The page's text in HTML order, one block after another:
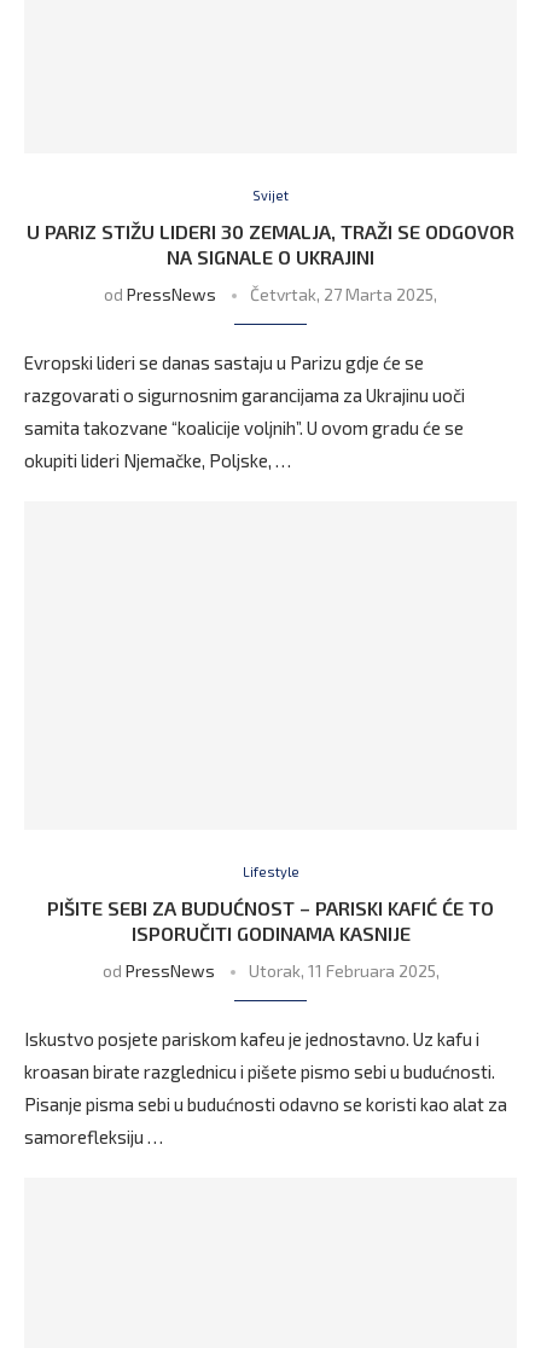
Svijet
U PARIZ STIŽU LIDERI 30 ZEMALJA, TRAŽI SE ODGOVOR
NA SIGNALE O UKRAJINI
od PressNews Četvrtak, 27 Marta 2025,
Evropski lideri se danas sastaju u Parizu gdje će se
razgovarati o sigurnosnim garancijama za Ukrajinu uoči
samita takozvane “koalicije voljnih”. U ovom gradu će se
okupiti lideri Njemačke, Poljske, …
Lifestyle
PIŠITE SEBI ZA BUDUĆNOST – PARISKI KAFIĆ ĆE TO
ISPORUČITI GODINAMA KASNIJE
od PressNews Utorak, 11 Februara 2025,
Iskustvo posjete pariskom kafeu je jednostavno. Uz kafu i
kroasan birate razglednicu i pišete pismo sebi u budućnosti.
Pisanje pisma sebi u budućnosti odavno se koristi kao alat za
samorefleksiju …